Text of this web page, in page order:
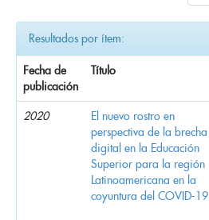
Resultados por ítem:
Fecha de
publicación
Título
2020
El nuevo rostro en
perspectiva de la brecha
digital en la Educación
Superior para la región
Latinoamericana en la
coyuntura del COVID-19